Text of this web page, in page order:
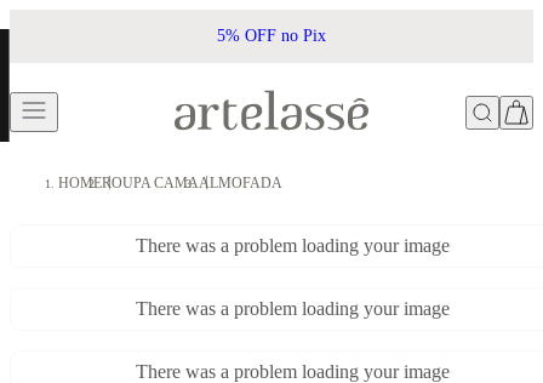
5% OFF no Pix
HOMEROUPA CAMAALMOFADA
There was a problem loading your image
There was a problem loading your image
There was a problem loading your image